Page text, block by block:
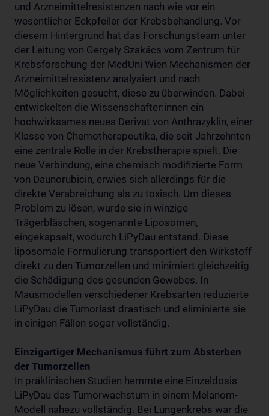
und Arzneimittelresistenzen nach wie vor ein
wesentlicher Eckpfeiler der Krebsbehandlung. Vor
diesem Hintergrund hat das Forschungsteam unter
der Leitung von Gergely Szakács vom Zentrum für
Krebsforschung der MedUni Wien Mechanismen der
Arzneimittelresistenz analysiert und nach
Möglichkeiten gesucht, diese zu überwinden. Dabei
entwickelten die Wissenschafter:innen ein
hochwirksames neues Derivat von Anthrazyklin, einer
Klasse von Chemotherapeutika, die seit Jahrzehnten
eine zentrale Rolle in der Krebstherapie spielt. Die
neue Verbindung, eine chemisch modifizierte Form
von Daunorubicin, erwies sich allerdings für die
direkte Verabreichung als zu toxisch. Um dieses
Problem zu lösen, wurde sie in winzige
Trägerbläschen, sogenannte Liposomen,
eingekapselt, wodurch LiPyDau entstand. Diese
liposomale Formulierung transportiert den Wirkstoff
direkt zu den Tumorzellen und minimiert gleichzeitig
die Schädigung des gesunden Gewebes. In
Mausmodellen verschiedener Krebsarten reduzierte
LiPyDau die Tumorlast drastisch und eliminierte sie
in einigen Fällen sogar vollständig.
Einzigartiger Mechanismus führt zum Absterben
der Tumorzellen
In präklinischen Studien hemmte eine Einzeldosis
LiPyDau das Tumorwachstum in einem Melanom-
Modell nahezu vollständig. Bei Lungenkrebs war die